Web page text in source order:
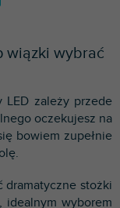
wiązki wybrać
LED zależy przede
oczekujesz na
bowiem zupełnie
dramatyczne stożki
idealnym wyborem